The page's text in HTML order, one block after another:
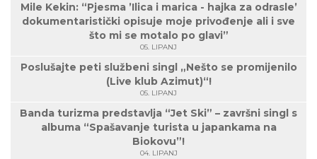
Mile Kekin: “Pjesma ’Ilica i marica - hajka za odrasle’
dokumentaristički opisuje moje privođenje ali i sve
što mi se motalo po glavi”
05. LIPANJ
Poslušajte peti službeni singl „Nešto se promijenilo
(Live klub Azimut)“!
05. LIPANJ
Banda turizma predstavlja “Jet Ski” – završni singl s
albuma “Spašavanje turista u japankama na
Biokovu”!
04. LIPANJ